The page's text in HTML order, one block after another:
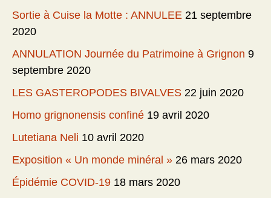
Sortie à Cuise la Motte : ANNULEE 21 septembre
2020
ANNULATION Journée du Patrimoine à Grignon 9
septembre 2020
LES GASTEROPODES BIVALVES 22 juin 2020
Homo grignonensis confiné 19 avril 2020
Lutetiana Neli 10 avril 2020
Exposition « Un monde minéral » 26 mars 2020
Épidémie COVID-19 18 mars 2020